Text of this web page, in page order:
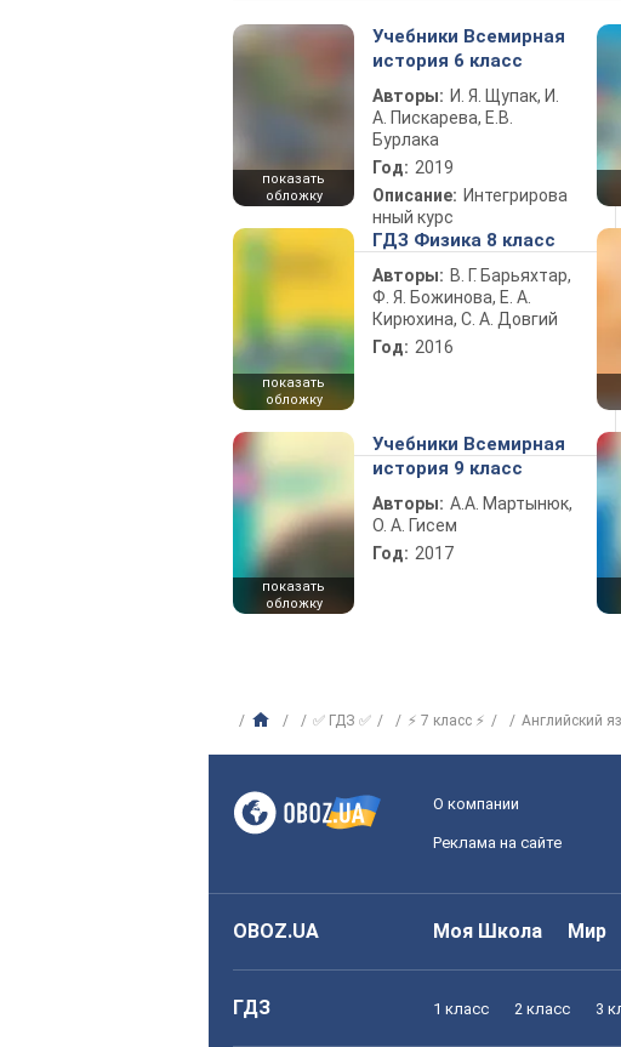
показать
обложку
Учебники Всемирная
история 6 класс
Авторы: И. Я. Щупак, И.
А. Пискарева, Е.В.
Бурлака
Год: 2019
Описание: Интегрирова
нный курс
показать
обложку
ГДЗ Физика 8 класс
Авторы: В. Г. Барьяхтар,
Ф. Я. Божинова, Е. А.
Кирюхина, С. А. Довгий
Год: 2016
показать
обложку
Учебники Всемирная
история 9 класс
Авторы: А.А. Мартынюк,
О. А. Гисем
Год: 2017
✅ ГДЗ ✅ ⚡ 7 класс ⚡ Английский
О компании
Реклама на сайте
OBOZ.UA Моя Школа Мир
ГДЗ 1 класс 2 класс 3